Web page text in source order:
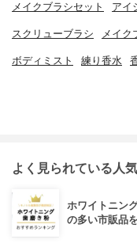
メイクブラシセット アイ
スクリューブラシ メイク
ボディミスト 練り香水
よく見られている人
ホワイトニン
の多い市販品